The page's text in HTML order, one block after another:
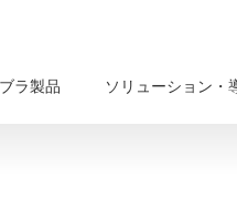
ラ製品 ソリューション・